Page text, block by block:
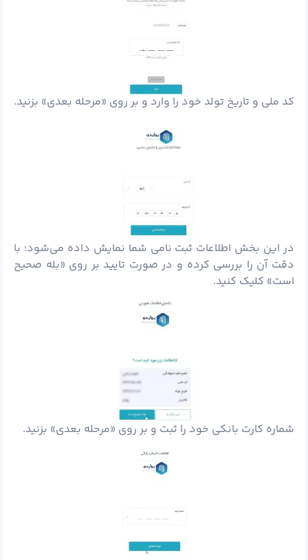
کد ملی و تاریخ تولد خود را وارد و بر روی «مرحله بعدی» بزنید.
در این بخش اطلاعات ثبت نامی شما نمایش داده می‌شود؛ با
دقت آن را بررسی کرده و در صورت تایید بر روی «بله صحیح
است» کلیک کنید.
شماره کارت بانکی خود را ثبت و بر روی «مرحله بعدی» بزنید.